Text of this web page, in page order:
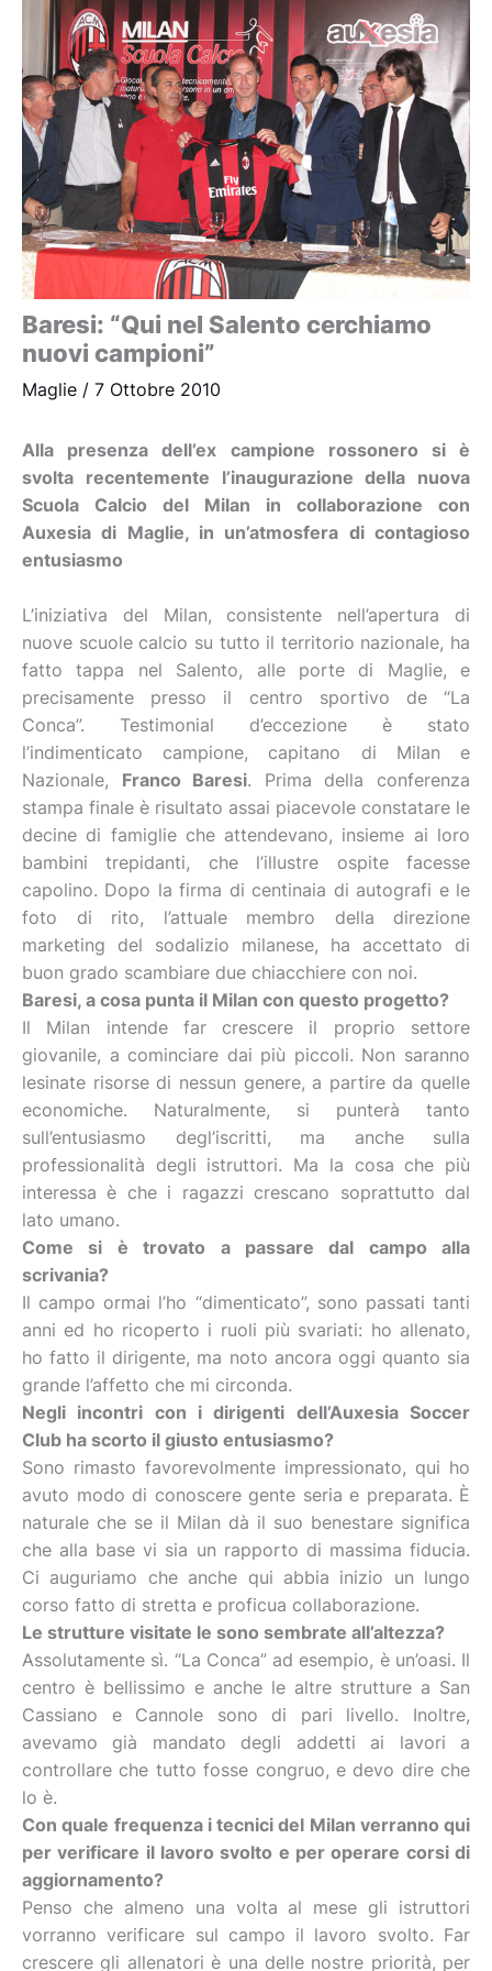
Baresi: “Qui nel Salento cerchiamo
nuovi campioni”
Maglie / 7 Ottobre 2010
Alla presenza dell’ex campione rossonero si è
svolta recentemente l’inaugurazione della nuova
Scuola Calcio del Milan in collaborazione con
Auxesia di Maglie, in un’atmosfera di contagioso
entusiasmo
L’iniziativa del Milan, consistente nell’apertura di
nuove scuole calcio su tutto il territorio nazionale, ha
fatto tappa nel Salento, alle porte di Maglie, e
precisamente presso il centro sportivo de “La
Conca”. Testimonial d’eccezione è stato
l’indimenticato campione, capitano di Milan e
Nazionale, Franco Baresi. Prima della conferenza
stampa finale è risultato assai piacevole constatare le
decine di famiglie che attendevano, insieme ai loro
bambini trepidanti, che l’illustre ospite facesse
capolino. Dopo la firma di centinaia di autografi e le
foto di rito, l’attuale membro della direzione
marketing del sodalizio milanese, ha accettato di
buon grado scambiare due chiacchiere con noi.
Baresi, a cosa punta il Milan con questo progetto?
Il Milan intende far crescere il proprio settore
giovanile, a cominciare dai più piccoli. Non saranno
lesinate risorse di nessun genere, a partire da quelle
economiche. Naturalmente, si punterà tanto
sull’entusiasmo degl’iscritti, ma anche sulla
professionalità degli istruttori. Ma la cosa che più
interessa è che i ragazzi crescano soprattutto dal
lato umano.
Come si è trovato a passare dal campo alla
scrivania?
Il campo ormai l’ho “dimenticato”, sono passati tanti
anni ed ho ricoperto i ruoli più svariati: ho allenato,
ho fatto il dirigente, ma noto ancora oggi quanto sia
grande l’affetto che mi circonda.
Negli incontri con i dirigenti dell’Auxesia Soccer
Club ha scorto il giusto entusiasmo?
Sono rimasto favorevolmente impressionato, qui ho
avuto modo di conoscere gente seria e preparata. È
naturale che se il Milan dà il suo benestare significa
che alla base vi sia un rapporto di massima fiducia.
Ci auguriamo che anche qui abbia inizio un lungo
corso fatto di stretta e proficua collaborazione.
Le strutture visitate le sono sembrate all’altezza?
Assolutamente sì. “La Conca” ad esempio, è un’oasi. Il
centro è bellissimo e anche le altre strutture a San
Cassiano e Cannole sono di pari livello. Inoltre,
avevamo già mandato degli addetti ai lavori a
controllare che tutto fosse congruo, e devo dire che
lo è.
Con quale frequenza i tecnici del Milan verranno qui
per verificare il lavoro svolto e per operare corsi di
aggiornamento?
Penso che almeno una volta al mese gli istruttori
vorranno verificare sul campo il lavoro svolto. Far
crescere gli allenatori è una delle nostre priorità, per